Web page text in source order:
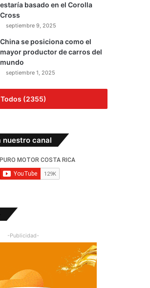
estaría basado en el Corolla
Cross
septiembre 9, 2025
China se posiciona como el
mayor productor de carros del
mundo
septiembre 1, 2025
Todos (2355)
nuestro canal
-Publicidad-